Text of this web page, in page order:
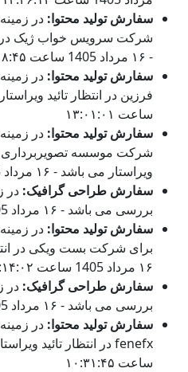
سفارش تولید محتوا: در
شرکت سرویس خواب ژیک در
- ۱۶ مرداد 1405 ساعت ۱۳:۰۸:۴۵
سفارش تولید محتوا: در
ساعت ۱۳:۰۱:۰۱
سفارش تولید محتوا: در
شرکت موسسه تصویربرداری
ویراستار می باشد - ۱۶ مرداد 1405 ساعت ۱۲:۲۱:۲۵
سفارش طراحی گرافیک: در
بررسی می باشد - ۱۶ مرداد 1405 ساعت ۱۱:۱۶:۵۲
سفارش تولید محتوا: در
برای شرکت بست ویکی در
۱۶ مرداد 1405 ساعت ۱۱:۱۴:۰۲
سفارش طراحی گرافیک: در
بررسی می باشد - ۱۶ مرداد 1405 ساعت ۱۱:۰۷:۱۱
سفارش تولید محتوا: در
ساعت ۱۰:۳۱:۴۵